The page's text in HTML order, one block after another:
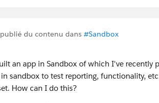
du contenu dans #Sandbox
an app in Sandbox of which I've recently
sandbox to test reporting, functionality,
How can I do this?